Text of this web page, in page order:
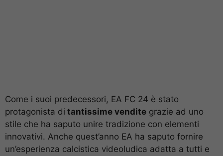
Come i suoi predecessori, EA FC 24 è stato
protagonista di tantissime vendite grazie ad uno
stile che ha saputo unire tradizione con elementi
innovativi. Anche quest’anno EA ha saputo fornire
un’esperienza calcistica videoludica adatta a tutti e